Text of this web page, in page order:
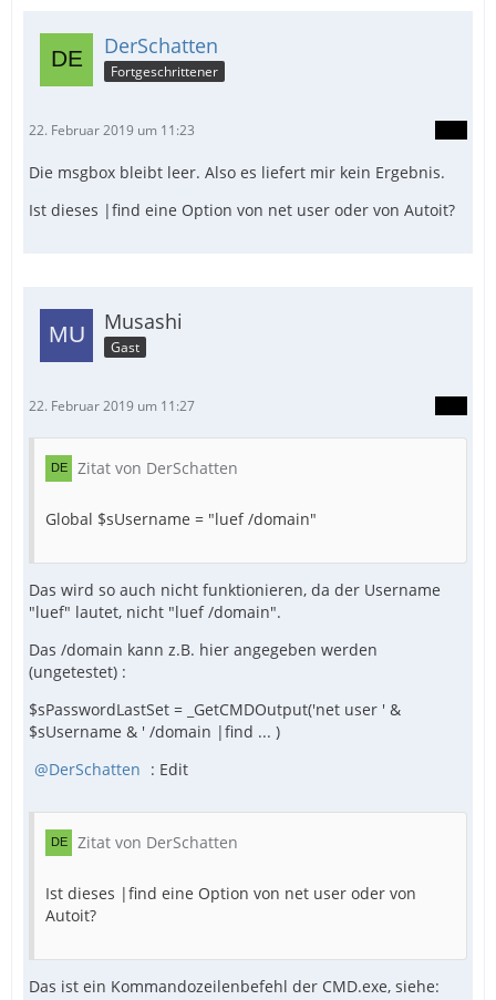
DerSchatten
Fortgeschrittener
22. Februar 2019 um 11:23
Die msgbox bleibt leer. Also es liefert mir kein Ergebnis.
Ist dieses |find eine Option von net user oder von Autoit?
Musashi
Gast
22. Februar 2019 um 11:27
Zitat von DerSchatten
Global $sUsername = "luef /domain"
Das wird so auch nicht funktionieren, da der Username
"luef" lautet, nicht "luef /domain".
Das /domain kann z.B. hier angegeben werden
(ungetestet) :
$sPasswordLastSet = _GetCMDOutput('net user ' &
$sUsername & ' /domain |find ... )
DerSchatten : Edit
Zitat von DerSchatten
Ist dieses |find eine Option von net user oder von
Autoit?
Das ist ein Kommandozeilenbefehl der CMD.exe, siehe: